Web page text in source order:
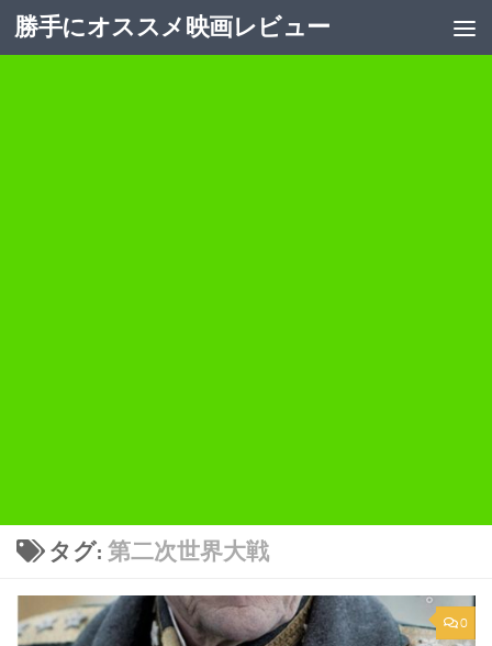
コンテンツへスキップ
勝手にオススメ映画レビュー
タグ: 第二次世界大戦
0